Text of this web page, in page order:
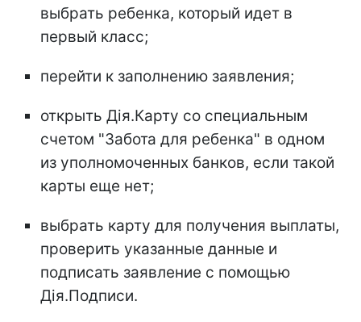
выбрать ребенка, который идет в
первый класс;
перейти к заполнению заявления;
открыть Дія.Карту со специальным
счетом "Забота для ребенка" в одном
из уполномоченных банков, если такой
карты еще нет;
выбрать карту для получения выплаты,
проверить указанные данные и
подписать заявление с помощью
Дія.Подписи.